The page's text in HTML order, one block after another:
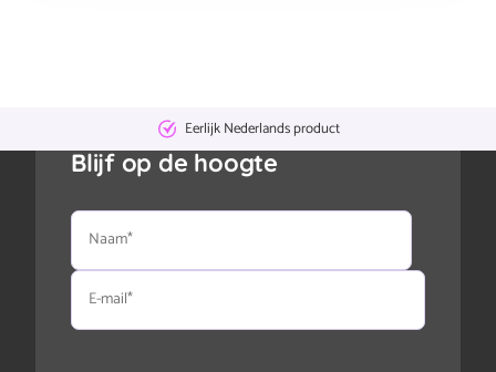
Eerlijk Nederlands product
Blijf op de hoogte
Naam
E-
mail